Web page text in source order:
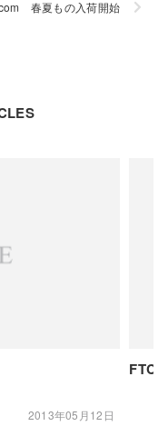
春夏もの入荷開始
2013年05月12日
FTC